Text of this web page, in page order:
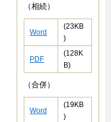
（相続）
Word
(23KB
)
PDF
(128K
B)
（合併）
Word
(19KB
)